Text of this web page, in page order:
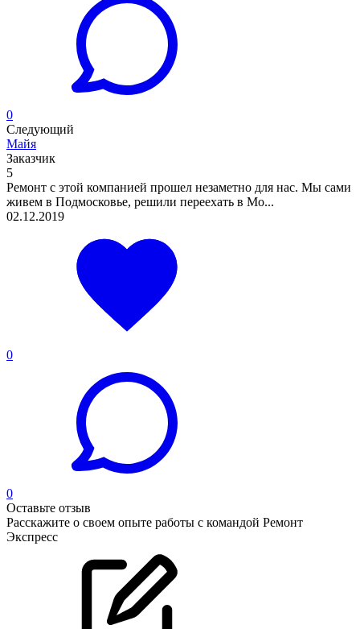
0
Следующий
Майя
Заказчик
5
Ремонт с этой компанией прошел незаметно для нас. Мы сами
живем в Подмосковье, решили переехать в Мо...
02.12.2019
0
0
Оставьте отзыв
Расскажите о своем опыте работы с командой Ремонт
Экспресс